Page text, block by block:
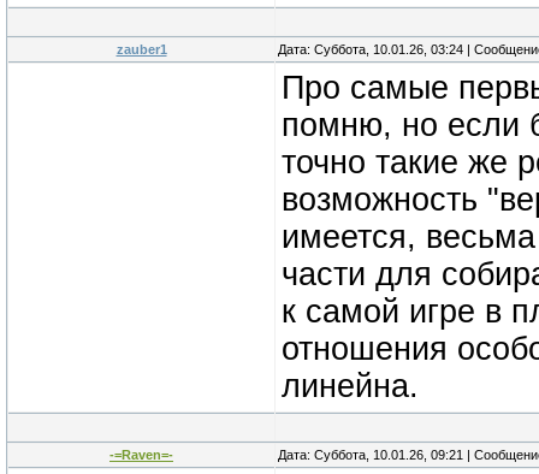
zauber1 Дата: Суббота, 10.01.26, 03:24 |
Про самые
помню, но если
точно такие же
возможность
имеется,
части для
к самой игре в
отношения
линейна.
-=Raven=- Дата: Суббота, 10.01.26, 09:21 |